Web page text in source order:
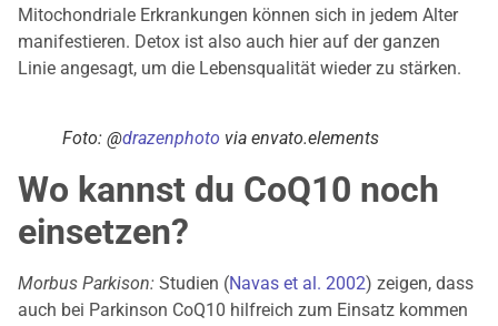
Mitochondriale Erkrankungen können sich in jedem Alter
manifestieren. Detox ist also auch hier auf der ganzen
Linie angesagt, um die Lebensqualität wieder zu stärken.
Foto: @drazenphoto via envato.elements
Wo kannst du CoQ10 noch
einsetzen?
Morbus Parkison: Studien (Navas et al. 2002) zeigen, dass
auch bei Parkinson CoQ10 hilfreich zum Einsatz kommen